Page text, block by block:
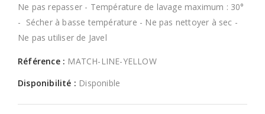
Ne pas repasser - Température de lavage maximum : 30°
- Sécher à basse température - Ne pas nettoyer à sec -
Ne pas utiliser de Javel
Référence : MATCH-LINE-YELLOW
Disponibilité : Disponible